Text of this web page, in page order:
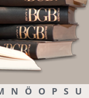
N Ö O P S U